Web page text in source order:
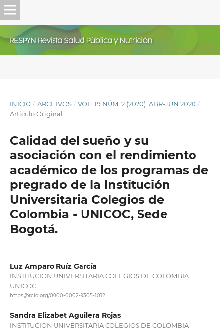
INICIO / ARCHIVOS / VOL. 19 NÚM. 2 (2020): ABR-JUN 2020 /
Artículo Original
Calidad del sueño y su
asociación con el rendimiento
académico de los programas de
pregrado de la Institución
Universitaria Colegios de
Colombia - UNICOC, Sede
Bogotá.
Luz Amparo Ruíz García
INSTITUCION UNIVERSITARIA COLEGIOS DE COLOMBIA
UNICOC
https://orcid.org/0000-0002-9305-1012
Sandra Elizabet Aguilera Rojas
INSTITUCION UNIVERSITARIA COLEGIOS DE COLOMBIA -